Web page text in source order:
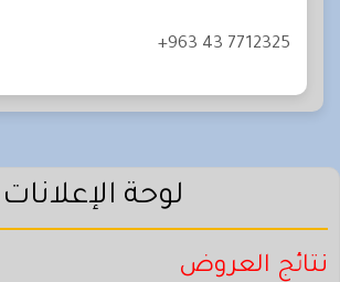
+963 43 7712325
لوحة الإعلانات
نتائج العروض